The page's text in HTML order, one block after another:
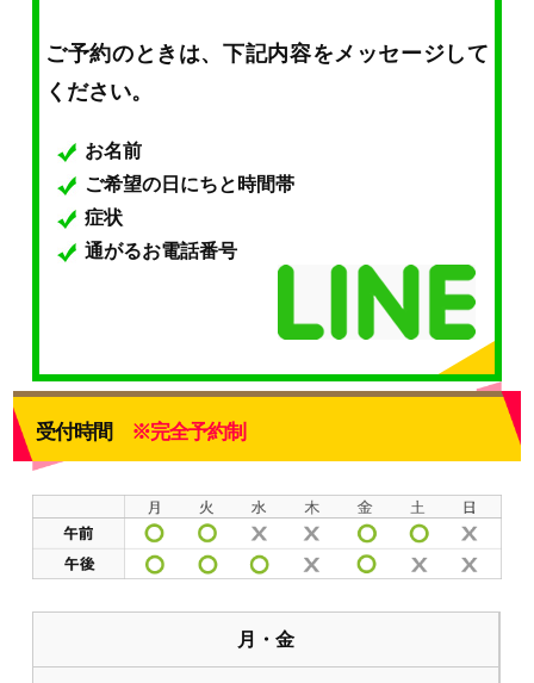
ご予約のときは、下記内容をメッセージして
ください。
お名前
ご希望の日にちと時間帯
症状
通がるお電話番号
受付時間 ※完全予約制
月・金